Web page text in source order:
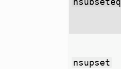
nsupset